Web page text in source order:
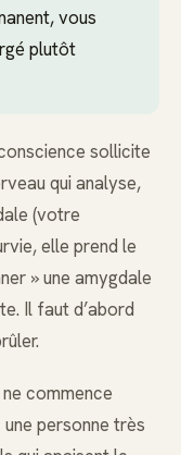
vous
plutôt
sollicite
qui analyse,
(votre
elle prend le
» une amygdale
Il faut d’abord
commence
personne très